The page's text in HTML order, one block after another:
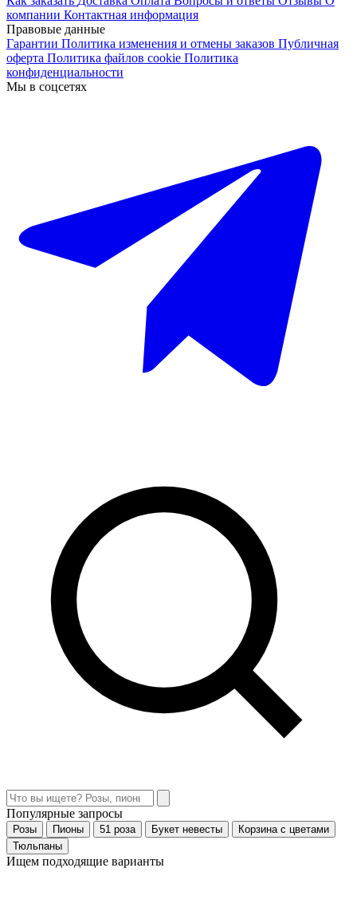
компании Контактная информация
Правовые данные
Гарантии Политика изменения и отмены заказов Публичная
оферта Политика файлов cookie Политика
конфиденциальности
Мы в соцсетях
Популярные запросы
Розы Пионы 51 роза Букет невесты
Корзина с цветами
Тюльпаны
Ищем подходящие варианты